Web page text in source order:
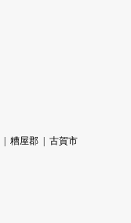
糟屋郡
古賀市